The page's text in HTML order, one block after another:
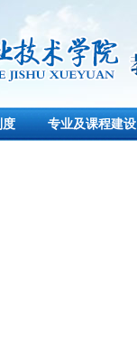
度 专业及课程建设